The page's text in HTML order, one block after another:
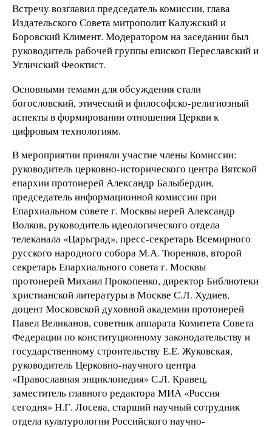
Встречу возглавил председатель комиссии, глава
Издательского Совета митрополит Калужский и
Боровский Климент. Модератором на заседании был
руководитель рабочей группы епископ Переславский и
Угличский Феоктист.
Основными темами для обсуждения стали
богословский, этический и философско-религиозный
аспекты в формировании отношения Церкви к
цифровым технологиям.
В мероприятии приняли участие члены Комиссии:
руководитель церковно-исторического центра Вятской
епархии протоиерей Александр Балыбердин,
председатель информационной комиссии при
Епархиальном совете г. Москвы иерей Александр
Волков, руководитель идеологического отдела
телеканала «Царьград», пресс-секретарь Всемирного
русского народного собора М.А. Тюренков, второй
секретарь Епархиального совета г. Москвы
протоиерей Михаил Прокопенко, директор Библиотеки
христианской литературы в Москве С.Л. Худиев,
доцент Московской духовной академии протоиерей
Павел Великанов, советник аппарата Комитета Совета
Федерации по конституционному законодательству и
государственному строительству Е.Е. Жуковская,
руководитель Церковно-научного центра
«Православная энциклопедия» С.Л. Кравец,
заместитель главного редактора МИА «Россия
сегодня» Н.Г. Лосева, старший научный сотрудник
отдела культурологии Российского научно-